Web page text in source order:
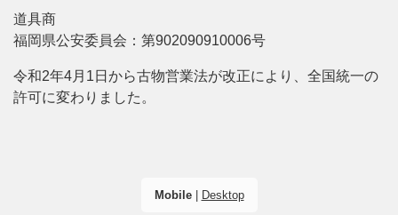
道具商
福岡県公安委員会：第902090910006号
令和2年4月1日から古物営業法が改正により、全国統一の
許可に変わりました。
Mobile| Desktop